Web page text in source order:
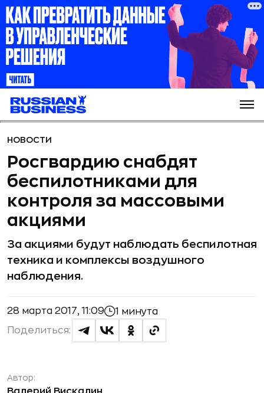
НОВОСТИ
Росгвардию снабдят
беспилотниками для
контроля за массовыми
акциями
За акциями будут наблюдать беспилотная
техника и комплексы воздушного
наблюдения.
28 марта 2017, 11:09 1 минута
Поделиться:
Автор: